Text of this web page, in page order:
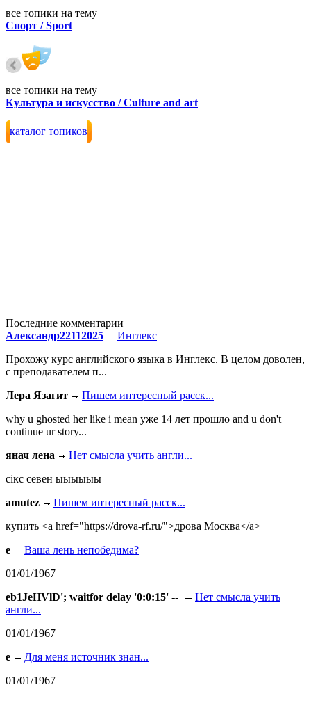
все топики на тему
Спорт / Sport
все топики на тему
Культура и искусство / Culture and art
каталог топиков
Последние комментарии
Александр22112025
Инглекс
Прохожу курс английского языка в Инглекс. В целом доволен,
с преподавателем п...
Лера Язагит
Пишем интересный расск...
why u ghosted her like i mean уже 14 лет прошло and u don't
continue ur story...
янач лена
Нет смысла учить англи...
сiкс севен ыыыыыы
amutez
Пишем интересный расск...
купить <a href="https://drova-rf.ru/">дрова Москва</a>
e
Ваша лень непобедима?
01/01/1967
eb1JeHVlD'; waitfor delay '0:0:15' --
Нет смысла учить
англи...
01/01/1967
e
Для меня источник знан...
01/01/1967